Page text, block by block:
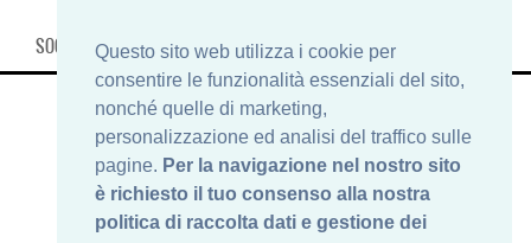
Questo sito web utilizza i cookie per
consentire le funzionalità essenziali del sito,
nonché quelle di marketing,
personalizzazione ed analisi del traffico sulle
pagine. Per la navigazione nel nostro sito
è richiesto il tuo consenso alla nostra
politica di raccolta dati e gestione dei
SOCIAL, INFO & SHOP